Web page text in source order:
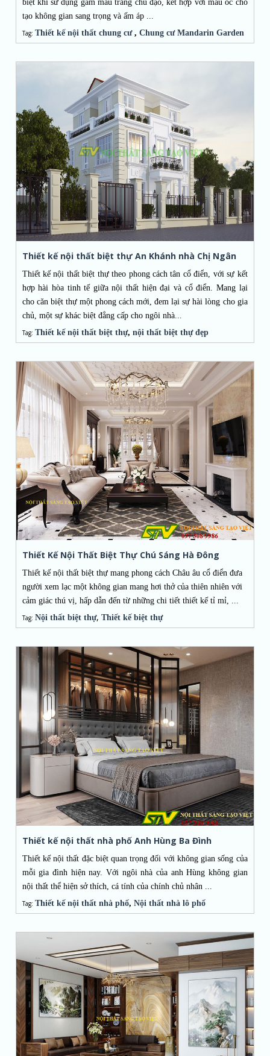
biệt khi sử dụng gam màu trắng chủ đạo, kết hợp với màu óc chó
tạo không gian sang trọng và ấm áp ...
Tag: Thiết kế nội thất chung cư, Chung cư Mandarin Garden
Thiết kế nội thất biệt thự An Khánh nhà Chị Ngân
Thiết kế nội thất biệt thự theo phong cách tân cổ điển, với sự kết
hợp hài hòa tinh tế giữa nội thất hiện đại và cổ điển. Mang lại
cho căn biệt thự một phong cách mới, đem lại sự hài lòng cho gia
chủ, một sự khác biệt đẳng cấp cho ngôi nhà...
Tag: Thiết kế nội thất biệt thự, nội thất biệt thự đẹp
Thiết Kế Nội Thất Biệt Thự Chú Sáng Hà Đông
Thiết kế nội thất biệt thự mang phong cách Châu âu cổ điển đưa
người xem lạc một không gian mang hơi thở của thiên nhiên với
cảm giác thú vị, hấp dẫn đến từ những chi tiết thiết kế tỉ mỉ, ...
Tag: Nội thất biệt thự, Thiết kế biệt thự
Thiết kế nội thất nhà phố Anh Hùng Ba Đình
Thiết kế nội thất đặc biệt quan trọng đối với không gian sống của
mỗi gia đình hiện nay. Với ngôi nhà của anh Hùng không gian
nội thất thể hiện sở thích, cá tính của chính chủ nhân ...
Tag: Thiết kế nội thất nhà phố, Nội thất nhà lô phố